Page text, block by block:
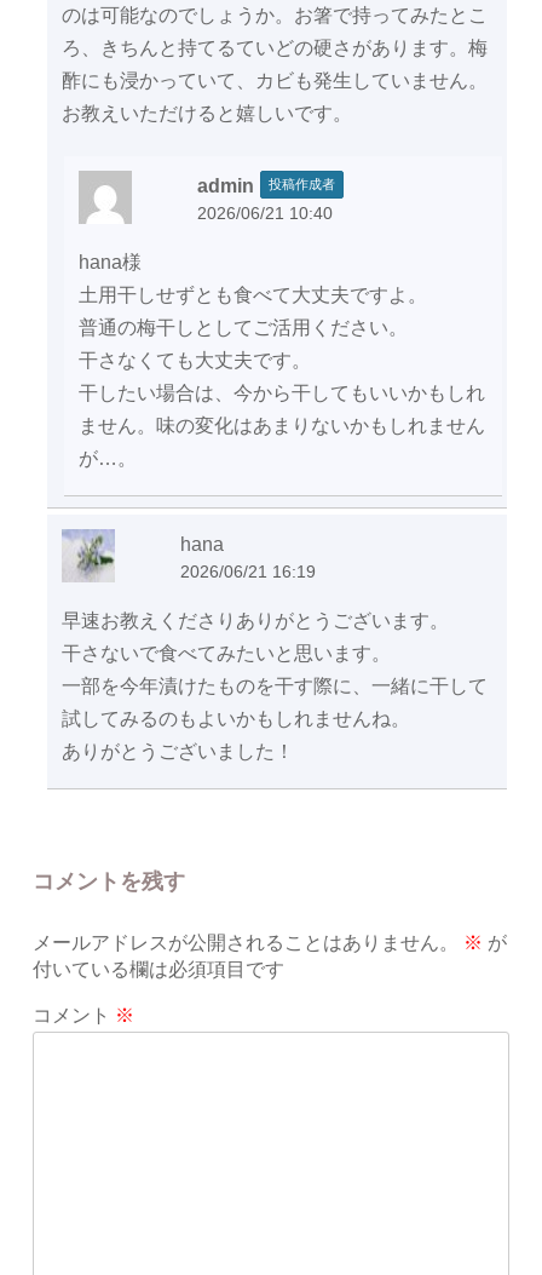
のは可能なのでしょうか。お箸で持ってみたとこ
ろ、きちんと持てるていどの硬さがあります。梅
酢にも浸かっていて、カビも発生していません。
お教えいただけると嬉しいです。
admin 投稿作成者
2026/06/21 10:40
hana様
土用干しせずとも食べて大丈夫ですよ。
普通の梅干しとしてご活用ください。
干さなくても大丈夫です。
干したい場合は、今から干してもいいかもしれ
ません。味の変化はあまりないかもしれません
が…。
hana
2026/06/21 16:19
早速お教えくださりありがとうございます。
干さないで食べてみたいと思います。
一部を今年漬けたものを干す際に、一緒に干して
試してみるのもよいかもしれませんね。
ありがとうございました！
コメントを残す
メールアドレスが公開されることはありません。 ※ が
付いている欄は必須項目です
コメント ※